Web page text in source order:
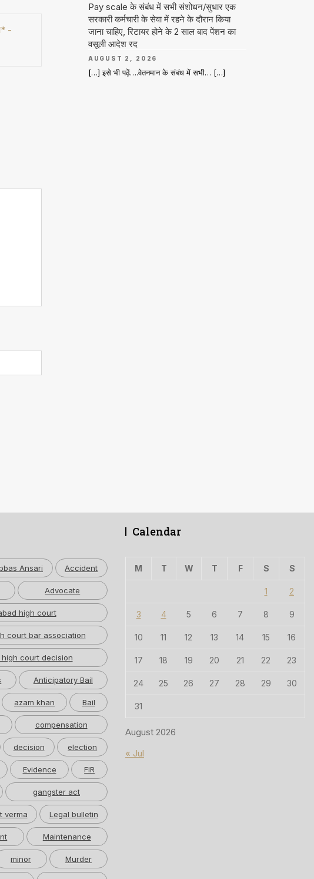
-
Pay scale के संबंध में सभी संशोधन/सुधार एक
सरकारी कर्मचारी के सेवा में रहने के दौरान किया
जाना चाहिए, रिटायर होने के 2 साल बाद पेंशन का
वसूली आदेश रद
AUGUST 2, 2026
[…] इसे भी पढ़ें….वेतनमान के संबंध में सभी… […]
Ansari Accident
Advocate
high court
court bar association
high court decision
Anticipatory Bail
azam khan Bail
compensation
decision election
Evidence FIR
gangster act
verma Legal bulletin
Maintenance
minor Murder
Calendar
August 2026
M T W T F S S
1 2
3 4 5 6 7 8 9
10 11 12 13 14 15 16
17 18 19 20 21 22 23
24 25 26 27 28 29 30
31
« Jul